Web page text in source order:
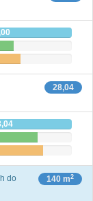
28,04
140 m2
do